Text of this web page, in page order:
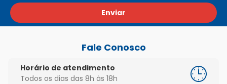
Enviar
Fale Conosco
Horário de atendimento
Todos os dias das 8h às 18h